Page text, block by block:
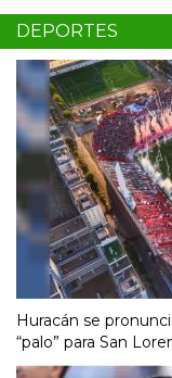
DEPORTES
Huracán se
“palo” para San